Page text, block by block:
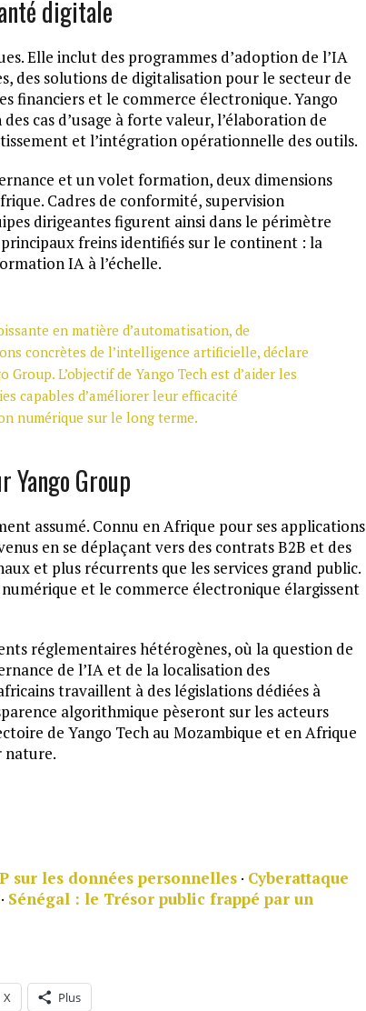
digitale
Elle inclut des programmes d’adoption de l’IA
des solutions de digitalisation pour le secteur de
financiers et le commerce électronique. Yango
cas d’usage à forte valeur, l’élaboration de
et l’intégration opérationnelle des outils.
et un volet formation, deux dimensions
Cadres de conformité, supervision
dirigeantes figurent ainsi dans le périmètre
freins identifiés sur le continent : la
IA à l’échelle.
en matière d’automatisation, de
concrètes de l’intelligence artificielle, déclare
L’objectif de Yango Tech est d’aider les
capables d’améliorer leur efficacité
numérique sur le long terme.
Group
assumé. Connu en Afrique pour ses applications
en se déplaçant vers des contrats B2B et des
et plus récurrents que les services grand public.
et le commerce électronique élargissent
réglementaires hétérogènes, où la question de
de l’IA et de la localisation des
travaillent à des législations dédiées à
algorithmique pèseront sur les acteurs
de Yango Tech au Mozambique et en Afrique
nature.
sur les données personnelles · Cyberattaque
· Sénégal : le Trésor public frappé par un
X Plus